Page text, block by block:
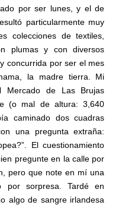
por ser lunes, y el de
particularmente muy
colecciones de textiles,
plumas y con diversos
concurrida por ser el mes
la madre tierra. Mi
Mercado de Las Brujas
(o mal de altura: 3,640
caminado dos cuadras
una pregunta extraña:
El cuestionamiento
pregunte en la calle por
pero que note en mí una
por sorpresa. Tardé en
algo de sangre irlandesa